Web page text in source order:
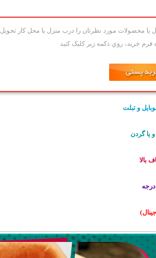
محصولات مورد نظرتان را درب منزل يا محل کار تحويل
خريد، روي دکمه زير کليک کنيد
و تبلت
یا گردن
بالا